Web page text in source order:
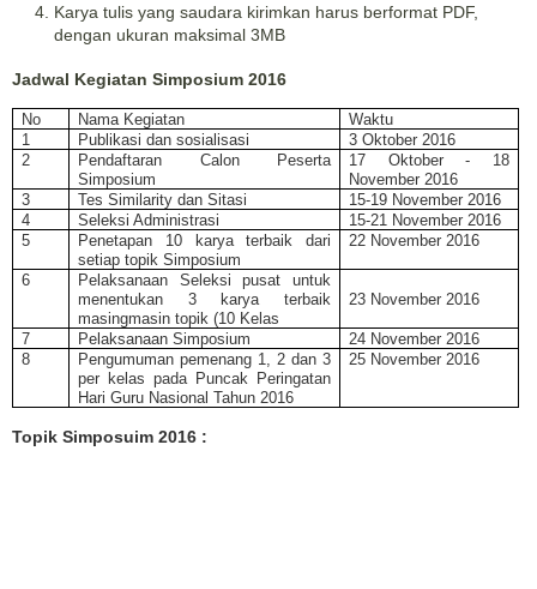
Karya tulis yang saudara kirimkan harus berformat PDF,
dengan ukuran maksimal 3MB
Jadwal Kegiatan Simposium 2016
No Nama Kegiatan
Waktu
1
Publikasi dan sosialisasi
3 Oktober 2016
2
Pendaftaran Calon Peserta
Simposium
17 Oktober - 18
November 2016
3
Tes Similarity dan Sitasi
15-19 November 2016
4
Seleksi Administrasi
15-21 November 2016
5
Penetapan 10 karya terbaik dari
setiap topik Simposium
22 November 2016
6
Pelaksanaan Seleksi pusat untuk
menentukan 3 karya terbaik
masingmasin topik (10 Kelas
23 November 2016
7 Pelaksanaan Simposium
24 November 2016
8
Pengumuman pemenang 1, 2 dan 3
per kelas pada Puncak Peringatan
Hari Guru Nasional Tahun 2016
25 November 2016
Topik Simposuim 2016 :